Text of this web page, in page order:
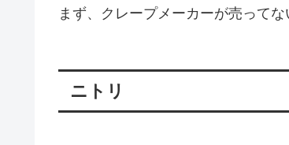
まず、クレープメーカーが売って
ニトリ